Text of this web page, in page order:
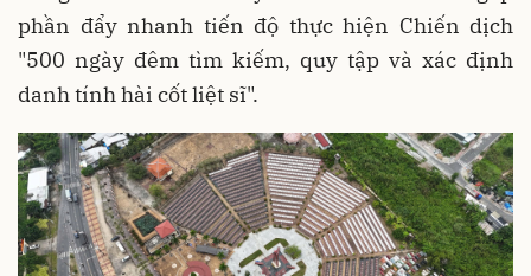
phần đẩy nhanh tiến độ thực hiện Chiến dịch
"500 ngày đêm tìm kiếm, quy tập và xác định
danh tính hài cốt liệt sĩ".